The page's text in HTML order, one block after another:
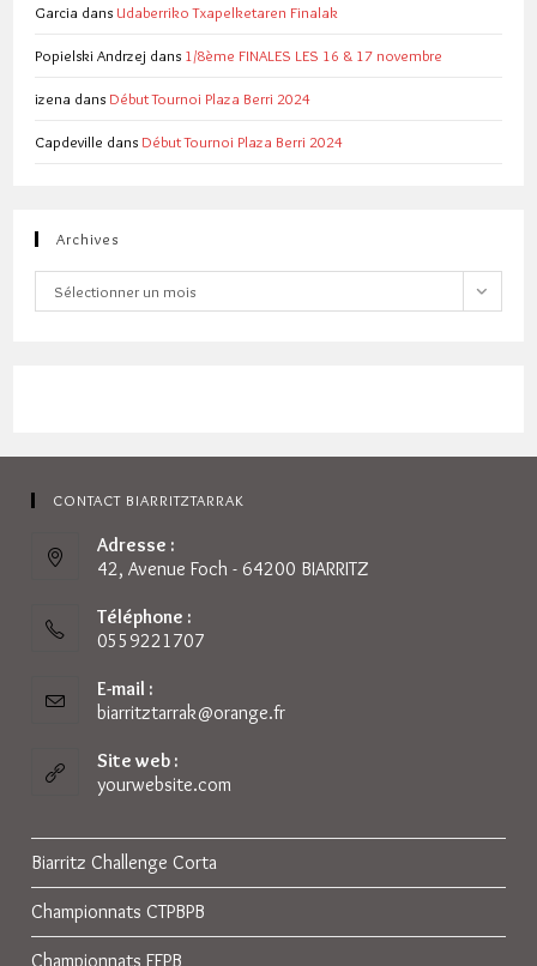
Garcia dans Udaberriko Txapelketaren Finalak
Popielski Andrzej dans 1/8ème FINALES LES 16 & 17 novembre
izena dans Début Tournoi Plaza Berri 2024
Capdeville dans Début Tournoi Plaza Berri 2024
Archives
Archives
Sélectionner un mois
CONTACT BIARRITZTARRAK
Adresse :
42, Avenue Foch - 64200 BIARRITZ
Téléphone :
0559221707
E-mail :
biarritztarrak@orange.frS’ouvre
Site web :
yourwebsite.com
Biarritz Challenge Corta
Championnats CTPBPB
Championnats FFPB